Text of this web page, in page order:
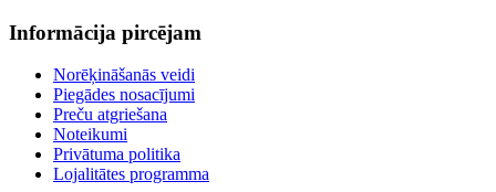
Informācija pircējam
Norēķināšanās veidi
Piegādes nosacījumi
Preču atgriešana
Noteikumi
Privātuma politika
Lojalitātes programma